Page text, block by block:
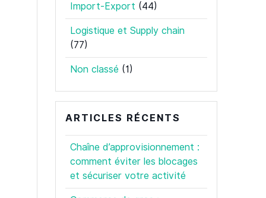
Import-Export (44)
Logistique et Supply chain
(77)
Non classé (1)
ARTICLES RÉCENTS
Chaîne d’approvisionnement :
comment éviter les blocages
et sécuriser votre activité